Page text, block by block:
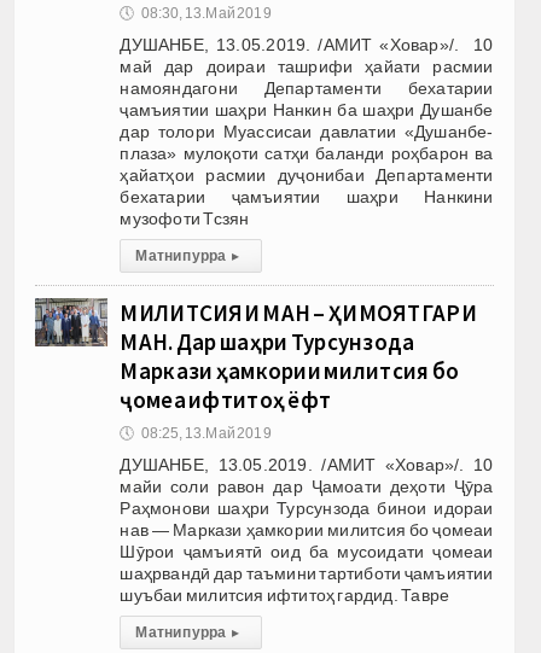
🕔 08:30, 13.Май 2019
ДУШАНБЕ, 13.05.2019. /АМИТ «Ховар»/. 10
май дар доираи ташрифи ҳайати расмии
намояндагони Департаменти бехатарии
ҷамъиятии шаҳри Нанкин ба шаҳри Душанбе
дар толори Муассисаи давлатии «Душанбе-
плаза» мулоқоти сатҳи баланди роҳбарон ва
ҳайатҳои расмии дуҷонибаи Департаменти
бехатарии ҷамъиятии шаҳри Нанкини
музофоти Тсзян
Матни пурра ▸
МИЛИТСИЯИ МАН – ҲИМОЯТГАРИ
МАН. Дар шаҳри Турсунзода
Маркази ҳамкории милитсия бо
ҷомеа ифтитоҳ ёфт
🕔 08:25, 13.Май 2019
ДУШАНБЕ, 13.05.2019. /АМИТ «Ховар»/. 10
майи соли равон дар Ҷамоати деҳоти Ҷӯра
Раҳмонови шаҳри Турсунзода бинои идораи
нав — Маркази ҳамкории милитсия бо ҷомеаи
Шӯрои ҷамъиятӣ оид ба мусоидати ҷомеаи
шаҳрвандӣ дар таъмини тартиботи ҷамъиятии
шуъбаи милитсия ифтитоҳ гардид. Тавре
Матни пурра ▸